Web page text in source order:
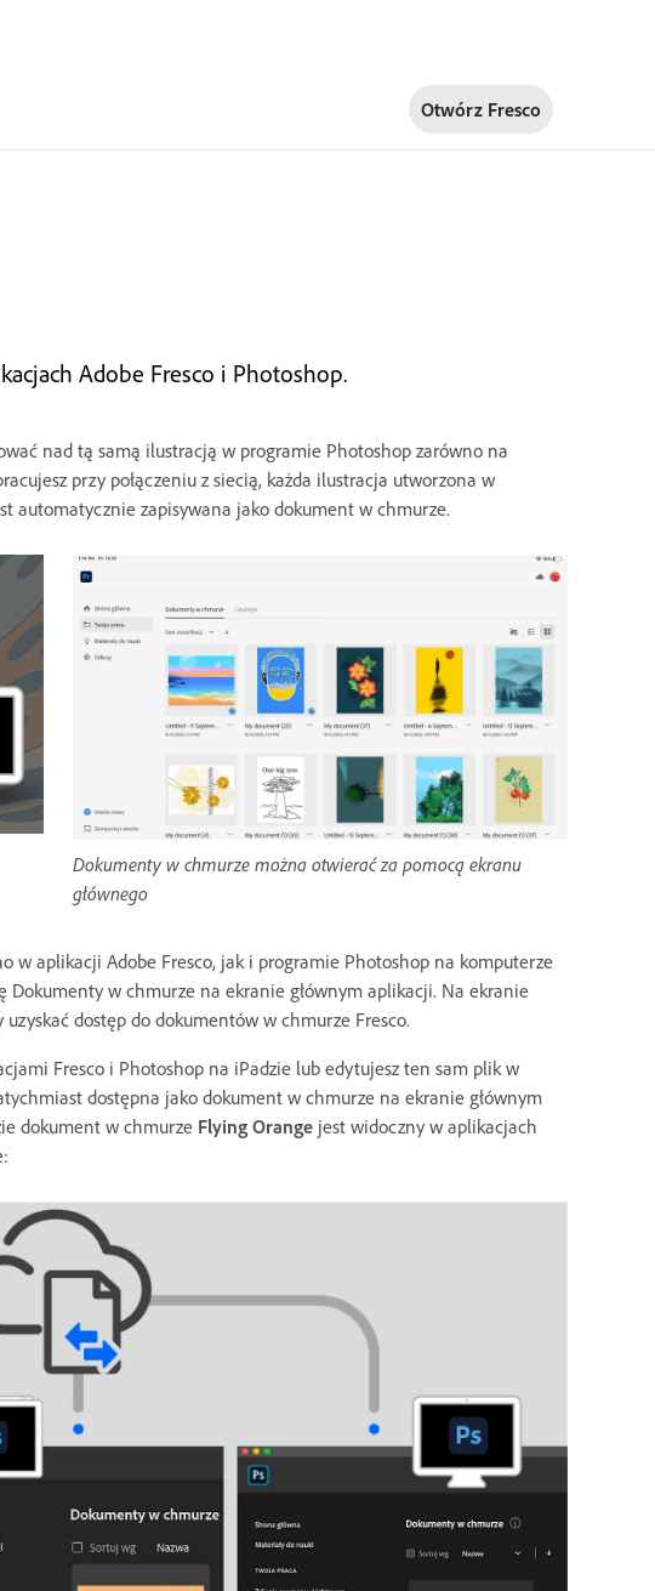
Otwórz Fresco
Adobe Fresco i Photoshop.
nad tą samą ilustracją w programie Photoshop zarówno na
przy połączeniu z siecią, każda ilustracja utworzona w
automatycznie zapisywana jako dokument w chmurze.
Dokumenty w chmurze można otwierać za pomocą ekranu
głównego
w aplikacji Adobe Fresco, jak i programie Photoshop na komputerze
Dokumenty w chmurze na ekranie głównym aplikacji. Na ekranie
uzyskać dostęp do dokumentów w chmurze Fresco.
Fresco i Photoshop na iPadzie lub edytujesz ten sam plik w
dostępna jako dokument w chmurze na ekranie głównym
dokument w chmurze Flying Orange jest widoczny w aplikacjach